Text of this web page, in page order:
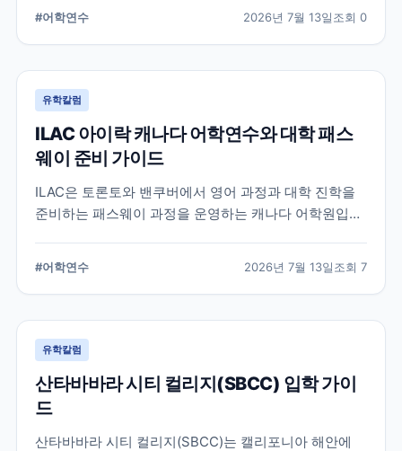
해야 할 주요 특징과 준비 사항을 정리했습니다.
#어학연수 2026년 7월 13일조회 0
유학칼럼
ILAC 아이락 캐나다 어학연수와 대학 패스
웨이 준비 가이드
ILAC은 토론토와 밴쿠버에서 영어 과정과 대학 진학을
준비하는 패스웨이 과정을 운영하는 캐나다 어학원입니
다.
#어학연수 2026년 7월 13일조회 7
유학칼럼
산타바바라 시티 컬리지(SBCC) 입학 가이
드
산타바바라 시티 컬리지(SBCC)는 캘리포니아 해안에